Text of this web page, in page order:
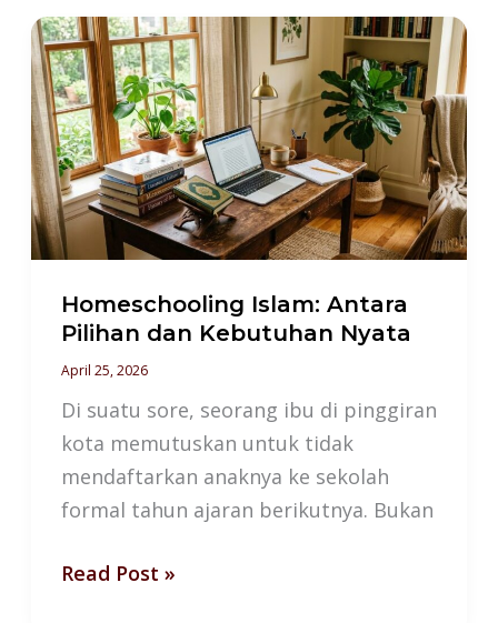
Homeschooling Islam: Antara
Pilihan dan Kebutuhan Nyata
April 25, 2026
Di suatu sore, seorang ibu di pinggiran
kota memutuskan untuk tidak
mendaftarkan anaknya ke sekolah
formal tahun ajaran berikutnya. Bukan
Homeschooling
Islam:
Antara
Pilihan
dan
Kebutuhan
Nyata
Read Post »